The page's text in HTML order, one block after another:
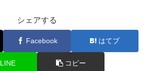
シェアする
Facebook はてブ
LINE コピー